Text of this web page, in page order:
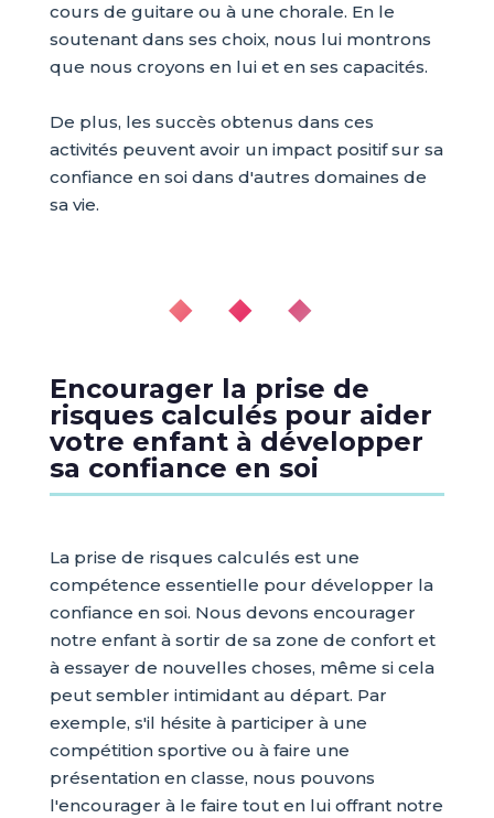
cours de guitare ou à une chorale. En le
soutenant dans ses choix, nous lui montrons
que nous croyons en lui et en ses capacités.
De plus, les succès obtenus dans ces
activités peuvent avoir un impact positif sur sa
confiance en soi dans d'autres domaines de
sa vie.
◆ ◆ ◆
Encourager la prise de
risques calculés pour aider
votre enfant à développer
sa confiance en soi
La prise de risques calculés est une
compétence essentielle pour développer la
confiance en soi. Nous devons encourager
notre enfant à sortir de sa zone de confort et
à essayer de nouvelles choses, même si cela
peut sembler intimidant au départ. Par
exemple, s'il hésite à participer à une
compétition sportive ou à faire une
présentation en classe, nous pouvons
l'encourager à le faire tout en lui offrant notre